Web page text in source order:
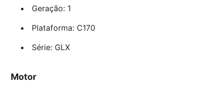
Geração: 1
Plataforma: C170
Série: GLX
Motor